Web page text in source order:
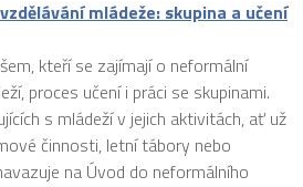
mládeže: skupina a učení
kteří se zajímají o neformální
proces učení i práci se skupinami.
s mládeží v jejich aktivitách, ať už
činnosti, letní tábory nebo
na Úvod do neformálního